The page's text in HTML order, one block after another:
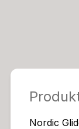
erat med ett
aturliga pH-
t.Denna
erkar dess
känsla.Nordic
Nordic